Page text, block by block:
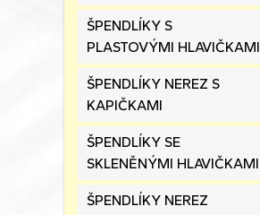
ŠPENDLÍKY S
PLASTOVÝMI HLAVIČKAMI
ŠPENDLÍKY NEREZ S
KAPIČKAMI
ŠPENDLÍKY SE
SKLENĚNÝMI HLAVIČKAMI
ŠPENDLÍKY NEREZ